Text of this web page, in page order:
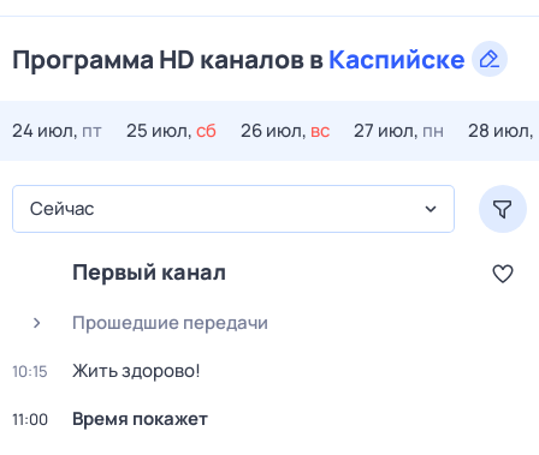
Программа HD каналов вКаспийске
24 июл, пт 25 июл,сб 26 июл, вс 27 июл, пн 28 июл,
Сейчас
Первый канал
Прошедшие передачи
10:15 Жить здорово!
11:00 Время покажет